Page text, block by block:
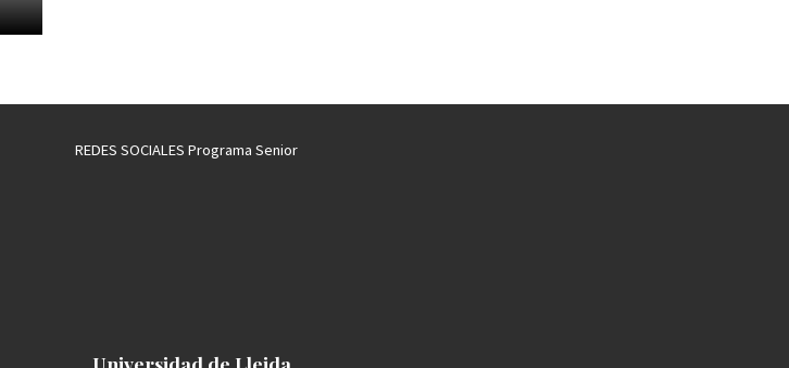
REDES SOCIALES Programa Senior